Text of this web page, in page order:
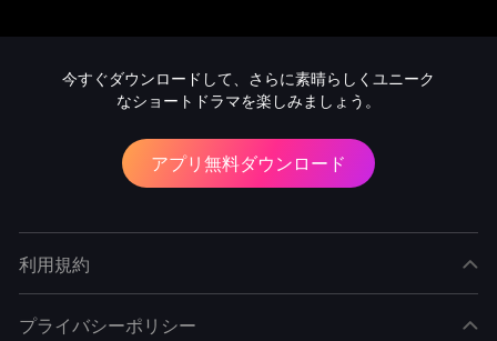
今すぐダウンロードして、さらに素晴らしくユニーク
なショートドラマを楽しみましょう。
アプリ無料ダウンロード
利用規約
プライバシーポリシー